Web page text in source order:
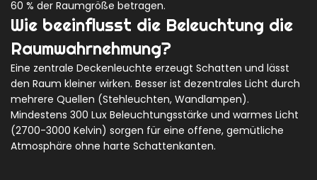
60 % der Raumgröße betragen.
Wie beeinflusst die Beleuchtung die
Raumwahrnehmung?
Eine zentrale Deckenleuchte erzeugt Schatten und lässt
den Raum kleiner wirken. Besser ist dezentrales Licht durch
mehrere Quellen (Stehleuchten, Wandlampen).
Mindestens 300 Lux Beleuchtungsstärke und warmes Licht
(2700-3000 Kelvin) sorgen für eine offene, gemütliche
Atmosphäre ohne harte Schattenkanten.